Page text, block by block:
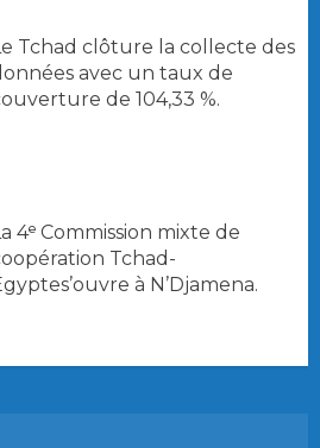
Tchad clôture la collecte des
avec un taux de
de 104,33 %.
4ᵉ Commission mixte de
Tchad-
à N’Djamena.